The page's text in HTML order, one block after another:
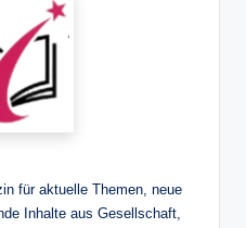
für aktuelle Themen, neue
Inhalte aus Gesellschaft,